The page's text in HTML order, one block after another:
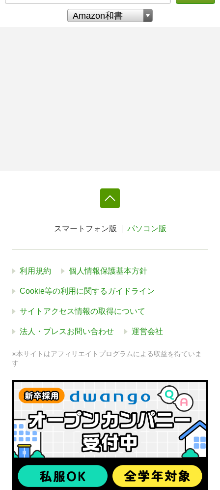
スマートフォン版 パソコン版
利用規約 個人情報保護基本方針
Cookie等の利用に関するガイドライン
サイトアクセス情報の取得について
法人・プレスお問い合わせ 運営会社
※本サイトはアフィリエイトプログラムによる収益を得ていま
す